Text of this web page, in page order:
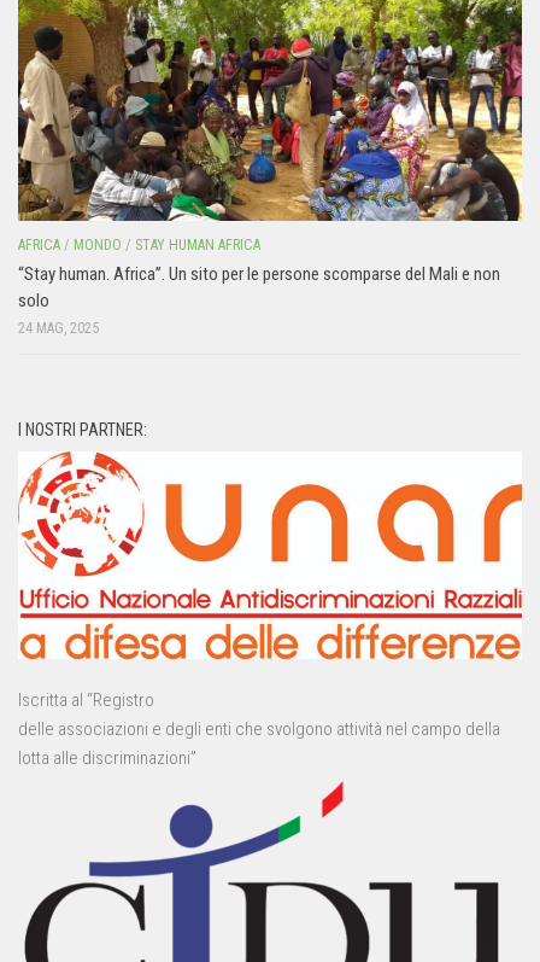
AFRICA / MONDO / STAY HUMAN AFRICA
“Stay human. Africa”. Un sito per le persone scomparse del Mali e non
solo
24 MAG, 2025
I NOSTRI PARTNER:
Iscritta al “Registro
delle associazioni e degli enti che svolgono attività nel campo della
lotta alle discriminazioni”